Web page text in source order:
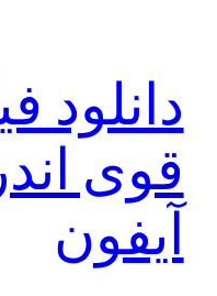
دانلود
قوی
آیفون